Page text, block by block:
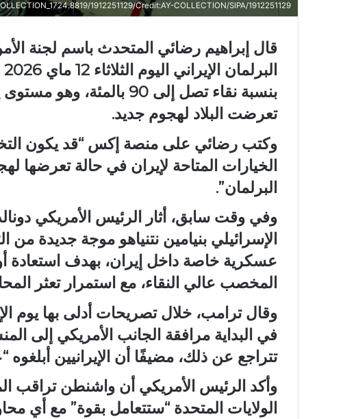
1912251129/Credit:AY-COLLECTION/SIPA/1912251129
قال ​إبراهيم ⁠رضائي المتحدث باسم لجنة
بنسبة نقاء تصل إلى ‌90
⁠تعرضت ‌البلاد لهجوم جديد.
الخيارات المتاحة لإيران ​في حالة تعرضها
البرلمان”.
وفي وقت سابق، أثار الرئيس الأمريكي
الإسرائيلي بنيامين نتنياهو موجة جديدة
عسكرية خاصة داخل إيران، بهدف استعادة
المخصب عالي النقاء، مع استمرار تعثر
وقال ترامب، خلال تصريحات أدلى بها يوم
في البداية مرافقة الجانب الأمريكي إلى
تتراجع عن ذلك، مضيفًا أن الإيرانيين
وأكد الرئيس الأمريكي أن واشنطن تراقب
الولايات المتحدة “ستتعامل بقوة” مع أي